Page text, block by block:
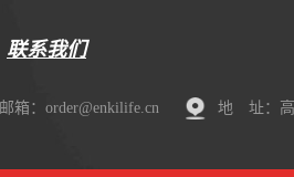
联系我们
邮箱：order@enkilife.cn 地 址：高